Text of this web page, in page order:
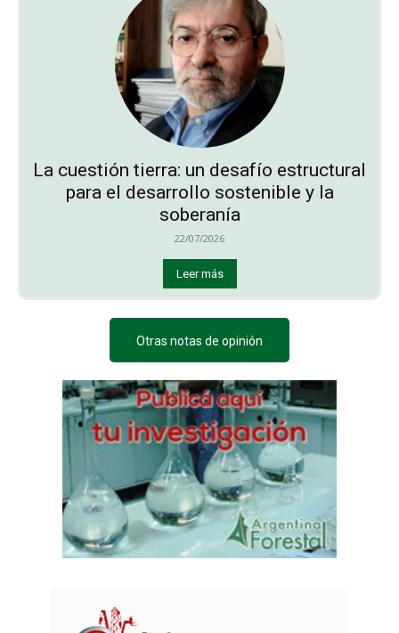
La cuestión tierra: un desafío estructural
para el desarrollo sostenible y la
soberanía
22/07/2026
Leer más
Otras notas de opinión